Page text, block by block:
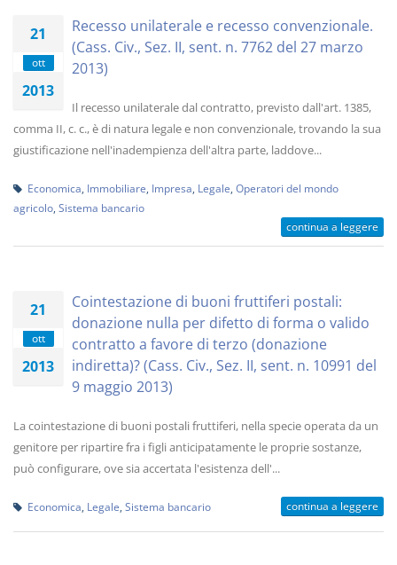
21
ott
2013
Recesso unilaterale e recesso convenzionale.
(Cass. Civ., Sez. II, sent. n. 7762 del 27 marzo
2013)
Il recesso unilaterale dal contratto, previsto dall'art. 1385,
comma II, c. c., è di natura legale e non convenzionale, trovando la sua
giustificazione nell'inadempienza dell'altra parte, laddove...
Economica Immobiliare Impresa Legale Operatori del mondo
agricolo Sistema bancario
continua a leggere
21
ott
2013
Cointestazione di buoni fruttiferi postali:
donazione nulla per difetto di forma o valido
contratto a favore di terzo (donazione
indiretta)? (Cass. Civ., Sez. II, sent. n. 10991 del
9 maggio 2013)
La cointestazione di buoni postali fruttiferi, nella specie operata da un
genitore per ripartire fra i figli anticipatamente le proprie sostanze,
può configurare, ove sia accertata l'esistenza dell'...
Economica Legale Sistema bancario continua a leggere